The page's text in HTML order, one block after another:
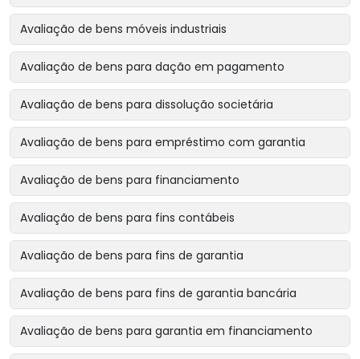
Avaliação de bens móveis industriais
Avaliação de bens para dação em pagamento
Avaliação de bens para dissolução societária
Avaliação de bens para empréstimo com garantia
Avaliação de bens para financiamento
Avaliação de bens para fins contábeis
Avaliação de bens para fins de garantia
Avaliação de bens para fins de garantia bancária
Avaliação de bens para garantia em financiamento